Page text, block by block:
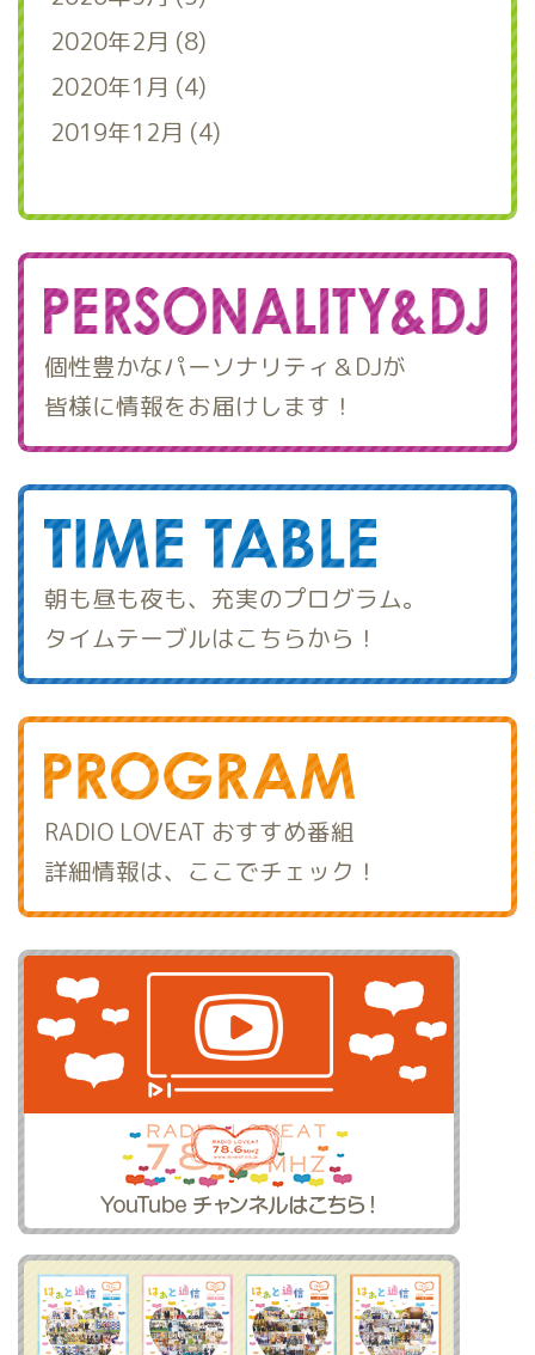
2020年2月 (8)
2020年1月 (4)
2019年12月 (4)
個性豊かなパーソナリティ＆DJが
皆様に情報をお届けします！
朝も昼も夜も、充実のプログラム。
タイムテーブルはこちらから！
RADIO LOVEAT おすすめ番組
詳細情報は、ここでチェック！